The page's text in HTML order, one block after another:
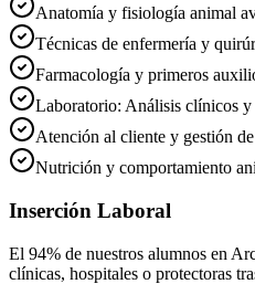
Anatomía y fisiología animal
Técnicas de enfermería y
Farmacología y primeros
Laboratorio: Análisis clínicos y
Atención al cliente y gestión
Nutrición y comportamiento
Inserción Laboral
El 94% de nuestros alumnos en
clínicas, hospitales o protectoras